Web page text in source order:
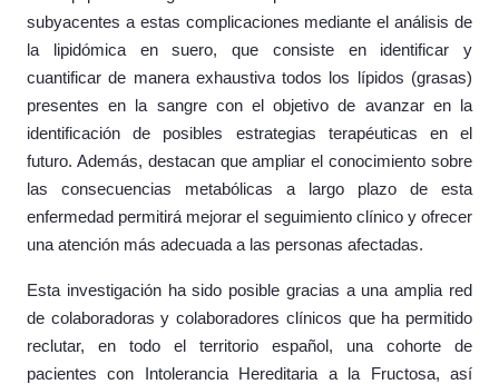
subyacentes a estas complicaciones mediante el análisis de
la lipidómica en suero, que consiste en identificar y
cuantificar de manera exhaustiva todos los lípidos (grasas)
presentes en la sangre con el objetivo de avanzar en la
identificación de posibles estrategias terapéuticas en el
futuro. Además, destacan que ampliar el conocimiento sobre
las consecuencias metabólicas a largo plazo de esta
enfermedad permitirá mejorar el seguimiento clínico y ofrecer
una atención más adecuada a las personas afectadas.
Esta investigación ha sido posible gracias a una amplia red
de colaboradoras y colaboradores clínicos que ha permitido
reclutar, en todo el territorio español, una cohorte de
pacientes con Intolerancia Hereditaria a la Fructosa, así